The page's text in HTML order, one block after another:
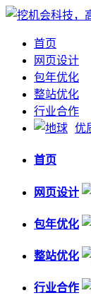
首页
网页设计
包年优化
整站优化
行业合作
优
首页
网页设计
包年优化
整站优化
行业合作